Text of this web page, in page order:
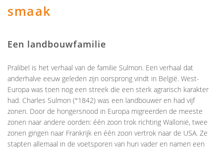
smaak
Een landbouwfamilie
Pralibel is het verhaal van de familie Sulmon. Een verhaal dat
anderhalve eeuw geleden zijn oorsprong vindt in België. West-
Europa was toen nog een streek die een sterk agrarisch karakter
had. Charles Sulmon (°1842) was een landbouwer en had vijf
zonen. Door de hongersnood in Europa migreerden de meeste
zonen naar andere oorden: één zoon trok richting Wallonië, twee
zonen gingen naar Frankrijk en één zoon vertrok naar de USA. Ze
stapten allemaal in de voetsporen van hun vader en namen een